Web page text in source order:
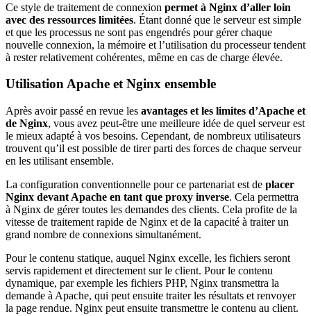
Ce style de traitement de connexion permet à Nginx d’aller loin
avec des ressources limitées. Étant donné que le serveur est simple
et que les processus ne sont pas engendrés pour gérer chaque
nouvelle connexion, la mémoire et l’utilisation du processeur tendent
à rester relativement cohérentes, même en cas de charge élevée.
Utilisation Apache et Nginx ensemble
Après avoir passé en revue les avantages et les limites d’Apache et
de Nginx, vous avez peut-être une meilleure idée de quel serveur est
le mieux adapté à vos besoins. Cependant, de nombreux utilisateurs
trouvent qu’il est possible de tirer parti des forces de chaque serveur
en les utilisant ensemble.
La configuration conventionnelle pour ce partenariat est de placer
Nginx devant Apache en tant que proxy inverse. Cela permettra
à Nginx de gérer toutes les demandes des clients. Cela profite de la
vitesse de traitement rapide de Nginx et de la capacité à traiter un
grand nombre de connexions simultanément.
Pour le contenu statique, auquel Nginx excelle, les fichiers seront
servis rapidement et directement sur le client. Pour le contenu
dynamique, par exemple les fichiers PHP, Nginx transmettra la
demande à Apache, qui peut ensuite traiter les résultats et renvoyer
la page rendue. Nginx peut ensuite transmettre le contenu au client.